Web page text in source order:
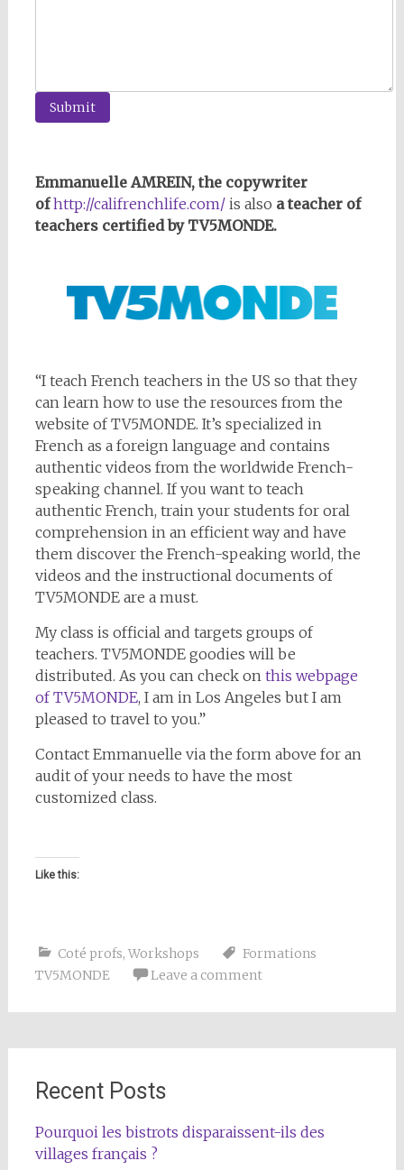
Submit
Emmanuelle AMREIN, the copywriter
of http://califrenchlife.com/is also a teacher of
teachers certified by TV5MONDE.
“I teach French teachers in the US so that they
can learn how to use the resources from the
website of TV5MONDE. It’s specialized in
French as a foreign language and contains
authentic videos from the worldwide French-
speaking channel. If you want to teach
authentic French, train your students for oral
comprehension in an efficient way and have
them discover the French-speaking world, the
videos and the instructional documents of
TV5MONDE are a must.
My class is official and targets groups of
teachers. TV5MONDE goodies will be
distributed. As you can check onthis webpage
of TV5MONDE, I am in Los Angeles but I am
pleased to travel to you.”
Contact Emmanuelle via the form above for an
audit of your needs to have the most
customized class.
Like this:
Coté profs, Workshops
Formations
TV5MONDE
Leave a comment
Recent Posts
Pourquoi les bistrots disparaissent-ils des
villages français ?